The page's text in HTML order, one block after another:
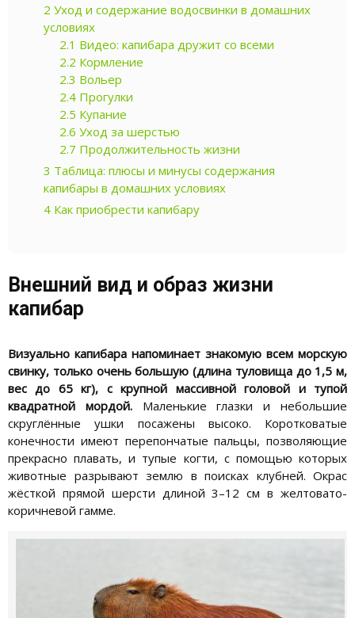
2 Уход и содержание водосвинки в домашних
условиях
2.1 Видео: капибара дружит со всеми
2.2 Кормление
2.3 Вольер
2.4 Прогулки
2.5 Купание
2.6 Уход за шерстью
2.7 Продолжительность жизни
3 Таблица: плюсы и минусы содержания
капибары в домашних условиях
4 Как приобрести капибару
Внешний вид и образ жизни
капибар
Визуально капибара напоминает знакомую всем морскую
свинку, только очень большую (длина туловища до 1,5 м,
вес до 65 кг), с крупной массивной головой и тупой
квадратной мордой.Маленькие глазки и небольшие
скруглённые ушки посажены высоко. Коротковатые
конечности имеют перепончатые пальцы, позволяющие
прекрасно плавать, и тупые когти, с помощью которых
животные разрывают землю в поисках клубней. Окрас
жёсткой прямой шерсти длиной 3–12 см в желтовато-
коричневой гамме.